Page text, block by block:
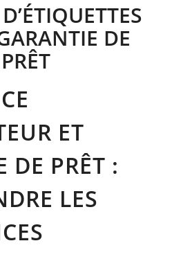
DE
PRÊT
ET
DE PRÊT :
LES